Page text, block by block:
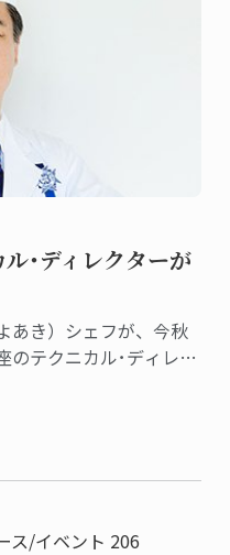
･ディレクターが
あき）シェフが、今秋
のテクニカル･ディレク
ス/イベント 206